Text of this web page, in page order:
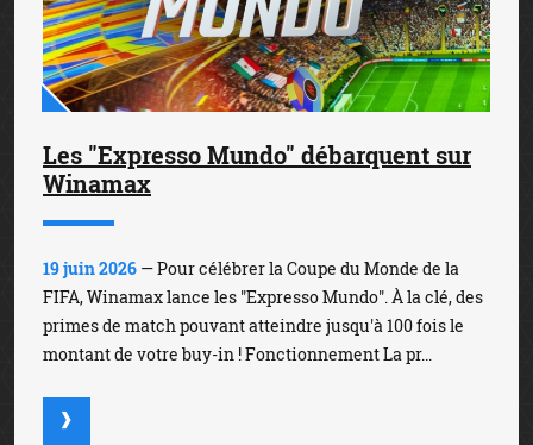
Les "Expresso Mundo" débarquent sur
Winamax
19 juin 2026 — Pour célébrer la Coupe du Monde de la
FIFA, Winamax lance les "Expresso Mundo". À la clé, des
primes de match pouvant atteindre jusqu'à 100 fois le
montant de votre buy-in ! Fonctionnement La pr...